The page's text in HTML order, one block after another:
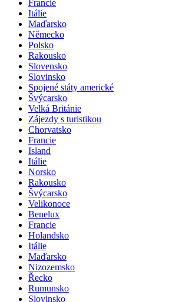
Francie
Itálie
Maďarsko
Německo
Polsko
Rakousko
Slovensko
Slovinsko
Spojené státy americké
Švýcarsko
Velká Británie
Zájezdy s turistikou
Chorvatsko
Francie
Island
Itálie
Norsko
Rakousko
Švýcarsko
Velikonoce
Benelux
Francie
Holandsko
Itálie
Maďarsko
Nizozemsko
Řecko
Rumunsko
Slovinsko